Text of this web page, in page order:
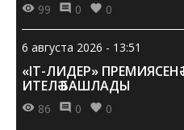
99 0 0
6 августа 2026 - 13:51
«IT-ЛИДЕР»
ИТЕЛӘ БАШЛАДЫ
86 0 0